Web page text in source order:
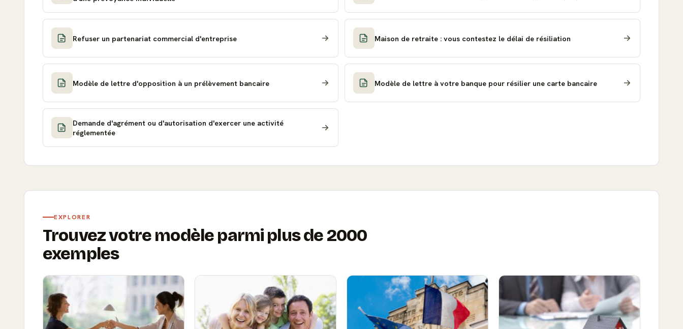
Refuser un partenariat commercial d'entreprise Maison de retraite : vous contestez le délai de résiliation
Modèle de lettre d'opposition à un prélèvement bancaire Modèle de lettre à votre banque pour résilier une carte bancaire
Demande d'agrément ou d'autorisation d'exercer une activité
réglementée
EXPLORER
Trouvez votre modèle parmi plus de 2000
exemples